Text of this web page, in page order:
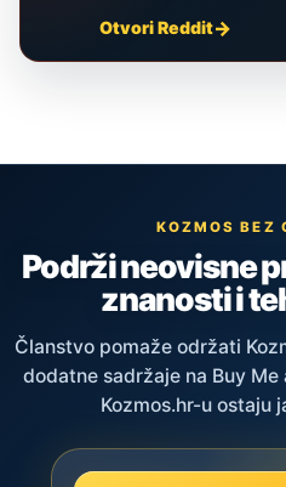
Otvori Reddit
KOZMOS BEZ
Podrži neovisne
znanosti i
Članstvo pomaže održati
dodatne sadržaje na Buy
Kozmos.hr-u ostaju